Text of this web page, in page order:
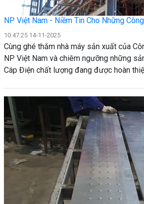
NP Việt Nam - Niềm Tin Cho Những
10:47:25 14-11-2025
​Cùng ghé thăm nhà máy sản xuất của
NP Việt Nam và chiêm ngưỡng những
Cáp Điện chất lượng đang được hoàn